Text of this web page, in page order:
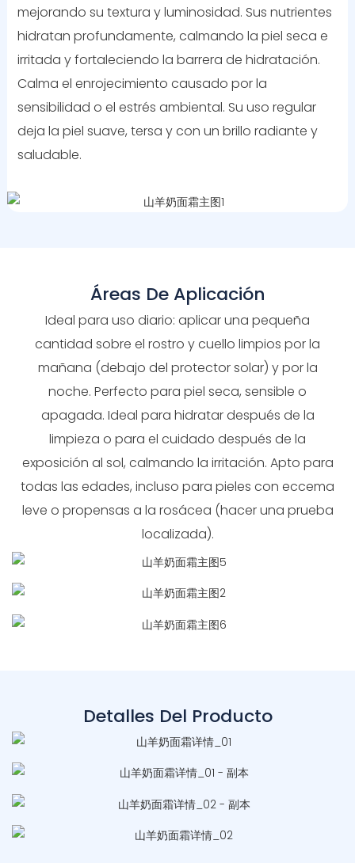
mejorando su textura y luminosidad. Sus nutrientes
hidratan profundamente, calmando la piel seca e
irritada y fortaleciendo la barrera de hidratación.
Calma el enrojecimiento causado por la
sensibilidad o el estrés ambiental. Su uso regular
deja la piel suave, tersa y con un brillo radiante y
saludable.
Áreas De Aplicación
Ideal para uso diario: aplicar una pequeña
cantidad sobre el rostro y cuello limpios por la
mañana (debajo del protector solar) y por la
noche. Perfecto para piel seca, sensible o
apagada. Ideal para hidratar después de la
limpieza o para el cuidado después de la
exposición al sol, calmando la irritación. Apto para
todas las edades, incluso para pieles con eccema
leve o propensas a la rosácea (hacer una prueba
localizada).
Detalles Del Producto